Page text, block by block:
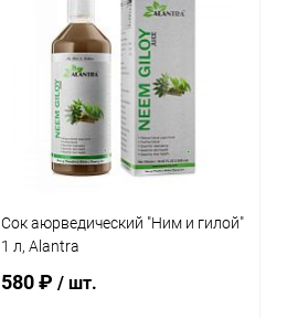
Купить в 1 клик
В избранное В наличии
Элемент каталога:
Сироп Айрон на травах, без
сахара - источник железа /
Сок аюрведический "Ним и гилой"
1 л, Alantra
580 ₽/ шт.